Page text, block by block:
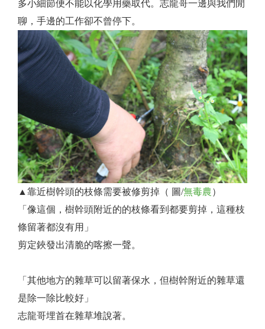
多小細節便不能以化學用藥取代。志龍哥一邊與我們閒
聊，手邊的工作卻不曾停下。
▲靠近樹幹頭的枝條需要被修剪掉（ 圖/無毒農）
「像這個，樹幹頭附近的的枝條看到都要剪掉，這種枝
條留著都沒有用」
剪定鋏發出清脆的喀擦一聲。
「其他地方的雜草可以留著保水，但樹幹附近的雜草還
是除一除比較好」
志龍哥埋首在雜草堆說著。